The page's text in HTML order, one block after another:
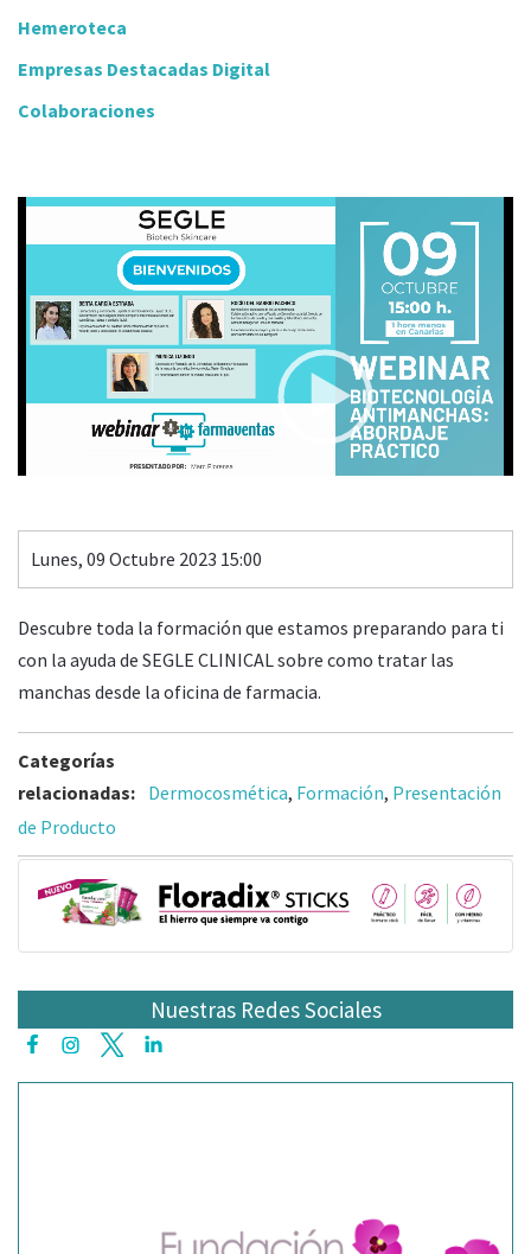
Hemeroteca
Empresas Destacadas Digital
Colaboraciones
Biotecnología antimanchas: Abordaje práctico
Patrocina
Lunes, 09 Octubre 2023 15:00
Video
Player
Descubre toda la formación que estamos preparando para ti
con la ayuda de SEGLE CLINICAL sobre como tratar las
manchas desde la oficina de farmacia.
Categorías
relacionadas: Dermocosmética, Formación, Presentación
de Producto
Nuestras Redes Sociales